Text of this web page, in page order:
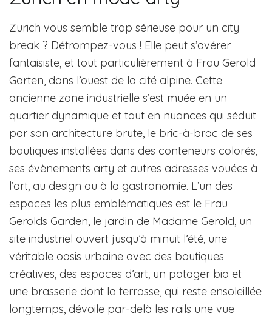
Zurich vous semble trop sérieuse pour un city
break ? Détrompez-vous ! Elle peut s’avérer
fantaisiste, et tout particulièrement à Frau Gerold
Garten, dans l’ouest de la cité alpine. Cette
ancienne zone industrielle s’est muée en un
quartier dynamique et tout en nuances qui séduit
par son architecture brute, le bric-à-brac de ses
boutiques installées dans des conteneurs colorés,
ses évènements arty et autres adresses vouées à
l’art, au design ou à la gastronomie. L’un des
espaces les plus emblématiques est le Frau
Gerolds Garden, le jardin de Madame Gerold, un
site industriel ouvert jusqu’à minuit l’été, une
véritable oasis urbaine avec des boutiques
créatives, des espaces d’art, un potager bio et
une brasserie dont la terrasse, qui reste ensoleillée
longtemps, dévoile par-delà les rails une vue